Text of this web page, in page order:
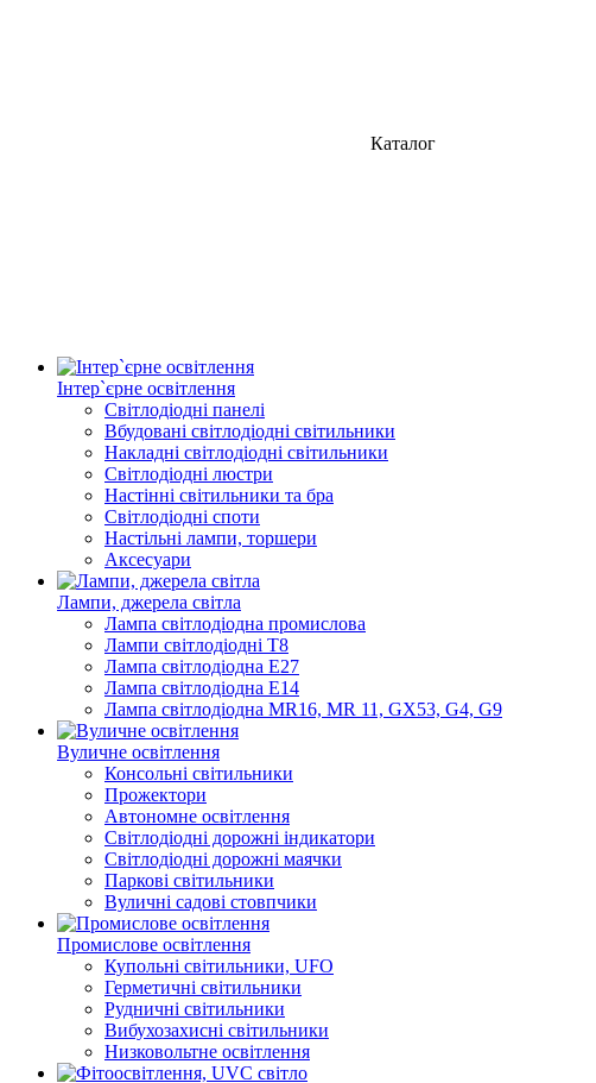
Каталог
Інтер`єрне освітлення
Світлодіодні панелі
Вбудовані світлодіодні світильники
Накладні світлодіодні світильники
Світлодіодні люстри
Настінні світильники та бра
Світлодіодні споти
Настільні лампи, торшери
Аксесуари
Лампи, джерела світла
Лампа світлодіодна промислова
Лампи світлодіодні Т8
Лампа світлодіодна E27
Лампа світлодіодна E14
Лампа світлодіодна MR16, MR 11, GX53, G4, G9
Вуличне освітлення
Консольні світильники
Прожектори
Автономне освітлення
Світлодіодні дорожні індикатори
Світлодіодні дорожні маячки
Паркові світильники
Вуличні садові стовпчики
Промислове освітлення
Купольні світильники, UFO
Герметичні світильники
Рудничні світильники
Вибухозахисні світильники
Низковольтне освітлення